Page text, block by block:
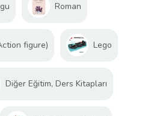
Roman
figure) Lego
Diğer Eğitim, Ders Kitapları